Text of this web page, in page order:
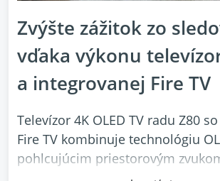
Zvýšte zážitok zo
vďaka výkonu
a integrovanej Fire TV
Televízor 4K OLED TV radu Z80
Fire TV kombinuje technológiu
pohlcujúcim priestorovým
poskytoval skutočný filmový